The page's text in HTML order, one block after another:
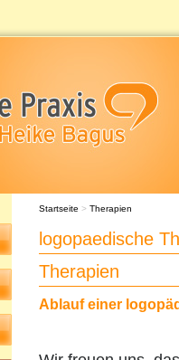
Startseite > Therapien
logopaedische
Therapien
Ablauf einer